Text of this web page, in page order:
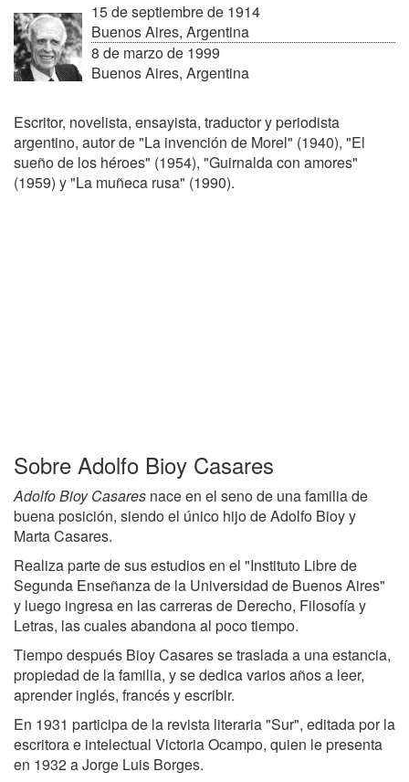
15 de septiembre de 1914
Buenos Aires, Argentina
8 de marzo de 1999
Buenos Aires, Argentina
Escritor, novelista, ensayista, traductor y periodista
argentino, autor de "La invención de Morel" (1940), "El
sueño de los héroes" (1954), "Guirnalda con amores"
(1959) y "La muñeca rusa" (1990).
Sobre Adolfo Bioy Casares
Adolfo Bioy Casares nace en el seno de una familia de
buena posición, siendo el único hijo de Adolfo Bioy y
Marta Casares.
Realiza parte de sus estudios en el "Instituto Libre de
Segunda Enseñanza de la Universidad de Buenos Aires"
y luego ingresa en las carreras de Derecho, Filosofía y
Letras, las cuales abandona al poco tiempo.
Tiempo después Bioy Casares se traslada a una estancia,
propiedad de la familia, y se dedica varios años a leer,
aprender inglés, francés y escribir.
En 1931 participa de la revista literaria "Sur", editada por la
escritora e intelectual Victoria Ocampo, quien le presenta
en 1932 a Jorge Luis Borges.